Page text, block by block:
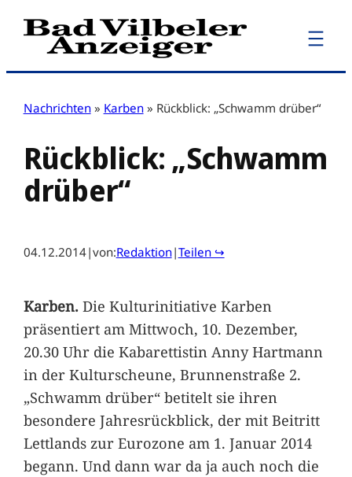
Zum
Inhalt
Nachrichten » Karben » Rückblick: „Schwamm drüber“
Rückblick: „Schwamm
drüber“
04.12.2014|von:Redaktion|Teilen ↪
Karben.Die Kulturinitiative Karben
präsentiert am Mittwoch, 10. Dezember,
20.30 Uhr die Kabarettistin Anny Hartmann
in der Kulturscheune, Brunnenstraße 2.
„Schwamm drüber“ betitelt sie ihren
besondere Jahresrückblick, der mit Beitritt
Lettlands zur Eurozone am 1. Januar 2014
begann. Und dann war da ja auch noch die